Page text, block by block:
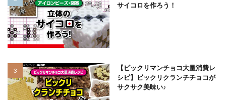
サイコロを作ろう！
【ビックリマンチョコ大量消費レ
シピ】ビックリクランチチョコが
サクサク美味い♪